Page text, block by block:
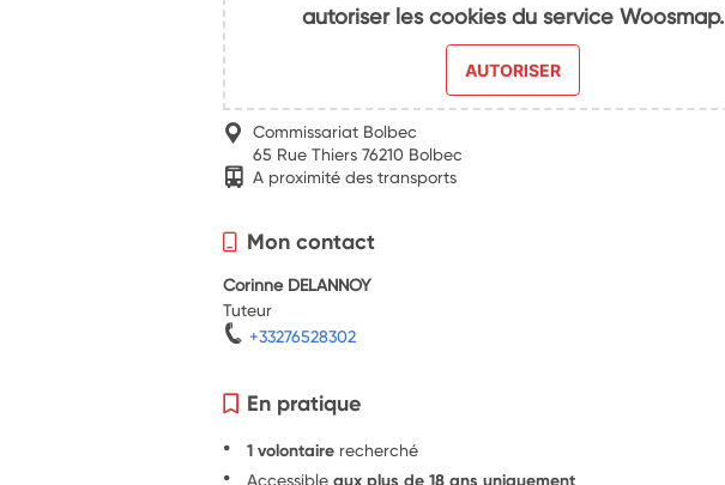
autoriser les cookies du service Woosmap.
AUTORISER
Commissariat Bolbec
65 Rue Thiers 76210 Bolbec
A proximité des transports
Mon contact
Corinne DELANNOY
Tuteur
+33276528302
En pratique
1 volontaire recherché
Accessibleaux plus de 18 ans uniquement